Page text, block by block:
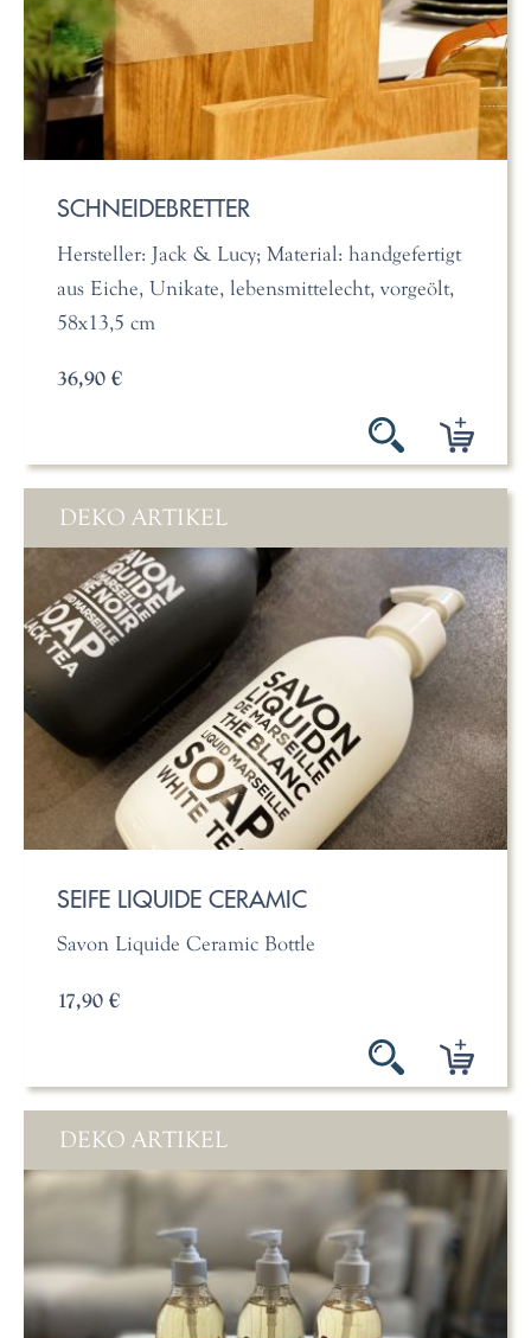
SCHNEIDEBRETTER
Hersteller: Jack & Lucy; Material: handgefertigt
aus Eiche, Unikate, lebensmittelecht, vorgeölt,
58x13,5 cm
36,90 €
DEKO ARTIKEL
SEIFE LIQUIDE CERAMIC
Savon Liquide Ceramic Bottle
17,90 €
DEKO ARTIKEL